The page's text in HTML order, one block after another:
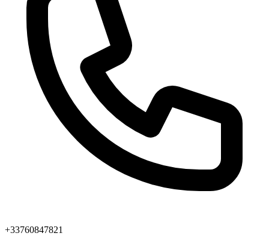
+33760847821